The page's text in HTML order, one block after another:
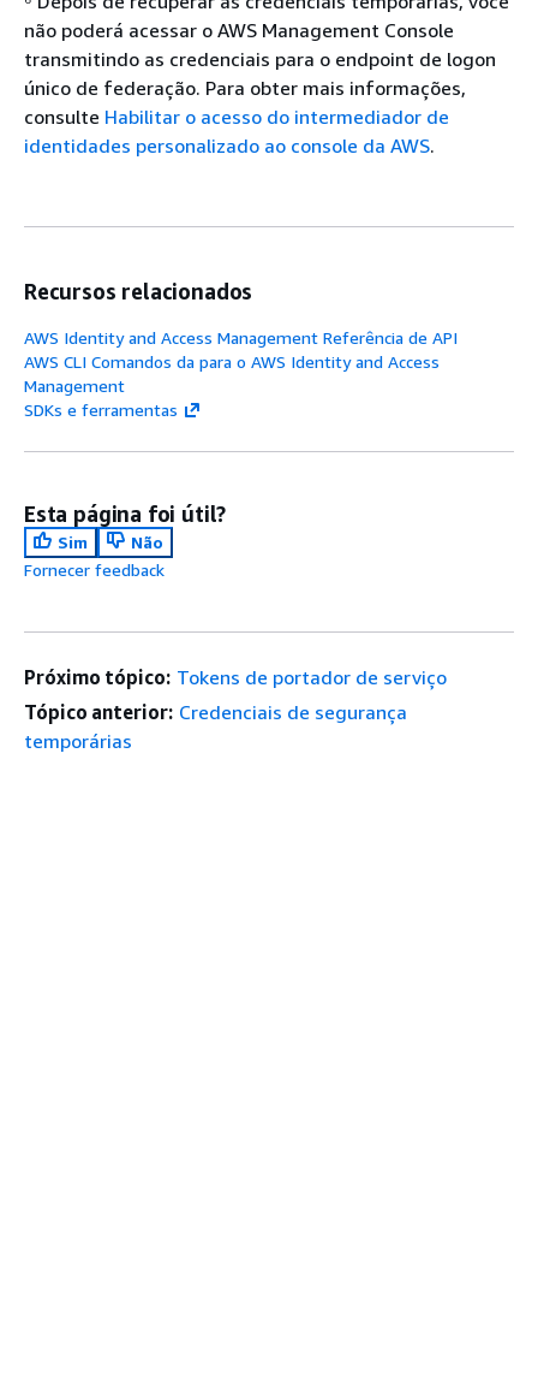
não poderá acessar o AWS Management Console
transmitindo as credenciais para o endpoint de logon
único de federação. Para obter mais informações,
consulte Habilitar o acesso do intermediador de
identidades personalizado ao console da AWS.
Recursos relacionados
AWS Identity and Access Management Referência de API
AWS CLI Comandos da para o AWS Identity and Access
Management
SDKs e ferramentas
Esta página foi útil?
Sim
Não
Fornecer feedback
Próximo tópico: Tokens de portador de serviço
Tópico anterior: Credenciais de segurança
temporárias